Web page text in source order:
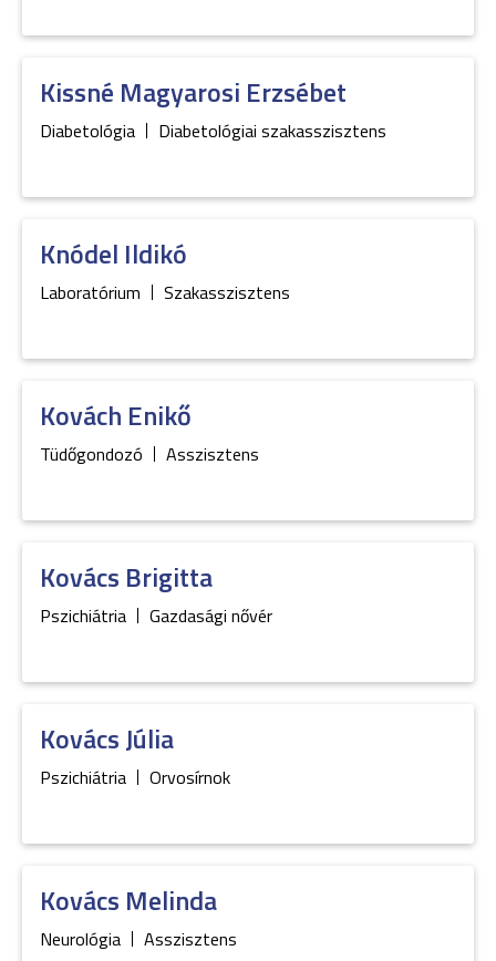
Kissné Magyarosi Erzsébet
Diabetológia Diabetológiai szakasszisztens
Knódel Ildikó
Laboratórium Szakasszisztens
Kovách Enikő
Tüdőgondozó Asszisztens
Kovács Brigitta
Pszichiátria Gazdasági nővér
KovácsJúlia
Pszichiátria Orvosírnok
Kovács Melinda
Neurológia Asszisztens